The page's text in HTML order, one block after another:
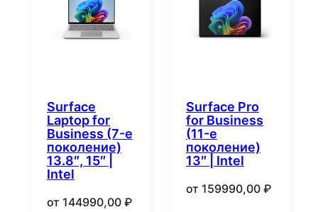
Surface
Laptop for
Business (7-е
поколение)
13.8″, 15″ |
Intel
от 144990,00 ₽
Surface Pro
for Business
(11-е
поколение)
13″ | Intel
от 159990,00 ₽